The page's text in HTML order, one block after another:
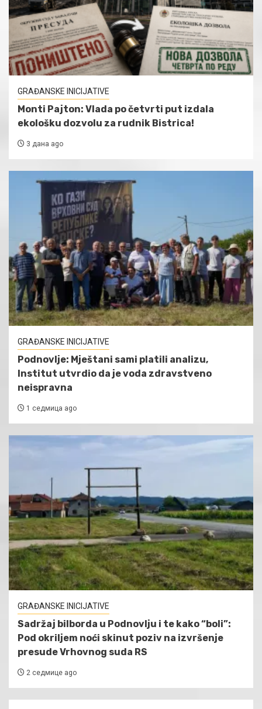
GRAĐANSKE INICIJATIVE
Monti Pajton: Vlada po četvrti put izdala
ekološku dozvolu za rudnik Bistrica!
3 дана ago
GRAĐANSKE INICIJATIVE
Podnovlje: Mještani sami platili analizu,
Institut utvrdio da je voda zdravstveno
neispravna
1 седмица ago
GRAĐANSKE INICIJATIVE
Sadržaj bilborda u Podnovlju i te kako “boli”:
Pod okriljem noći skinut poziv na izvršenje
presude Vrhovnog suda RS
2 седмице ago